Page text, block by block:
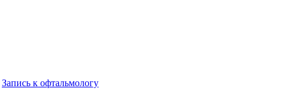
Запись к офтальмологу